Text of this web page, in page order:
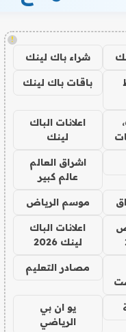
!
شراء باك لينك
باقات باك لينك
اعلانات الباك
لينك
اشراق العالم
عالم كبير
موسم الرياض
اعلانات الباك
لينك 2026
مصادر التعليم
يو ان بي
الرياضي